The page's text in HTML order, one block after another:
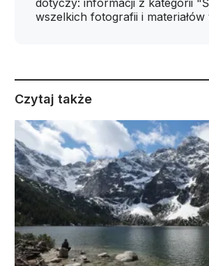
wszelkich fotografii i materiałów
Czytaj także